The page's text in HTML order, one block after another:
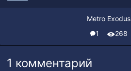
Metro Exodus
1
268
1 комментарий